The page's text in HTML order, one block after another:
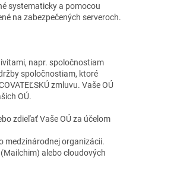
systematicky a pomocou
na zabezpečených serveroch.
napr. spoločnostiam
spoločnostiam, ktoré
zmluvu. Vaše OÚ
OÚ.
zdieľať Vaše OÚ za účelom
medzinárodnej organizácii.
alebo cloudových